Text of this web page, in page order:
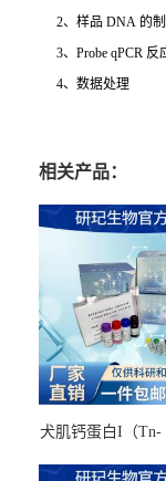
2、样品 DNA 的
3、Probe qPCR
4、数据处理
相关产品：
犬肌钙蛋白I（